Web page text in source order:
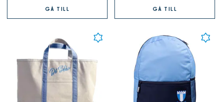
GÅ TILL GÅ TILL